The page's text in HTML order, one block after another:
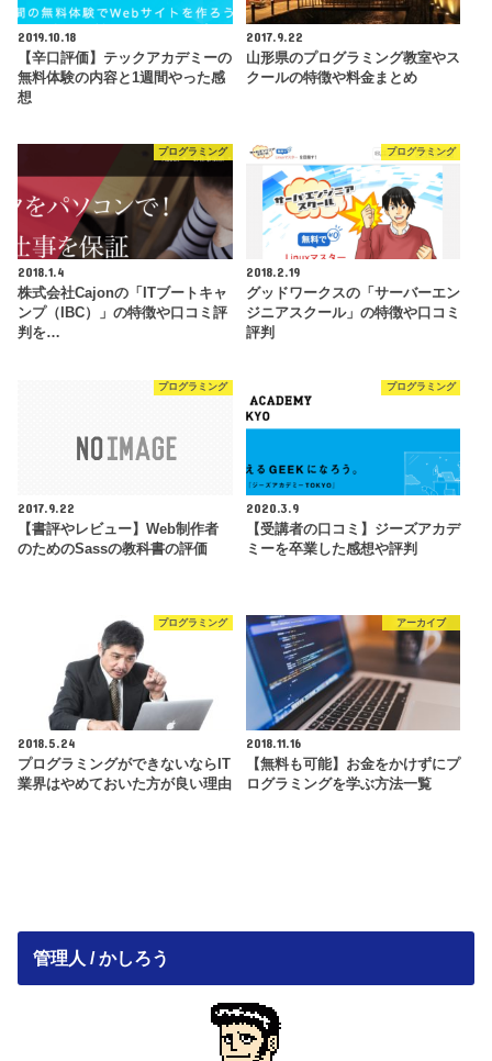
2019.10.18
【辛口評価】テックアカデミーの
無料体験の内容と1週間やった感
想
2017.9.22
山形県のプログラミング教室やス
クールの特徴や料金まとめ
プログラミング
2018.1.4
株式会社Cajonの「ITブートキャ
ンプ（IBC）」の特徴や口コミ評
判を…
プログラミング
2018.2.19
グッドワークスの「サーバーエン
ジニアスクール」の特徴や口コミ
評判
プログラミング
2017.9.22
【書評やレビュー】Web制作者
のためのSassの教科書の評価
プログラミング
2020.3.9
【受講者の口コミ】ジーズアカデ
ミーを卒業した感想や評判
プログラミング
2018.5.24
プログラミングができないならIT
業界はやめておいた方が良い理由
アーカイブ
2018.11.16
【無料も可能】お金をかけずにプ
ログラミングを学ぶ方法一覧
管理人 / かしろう